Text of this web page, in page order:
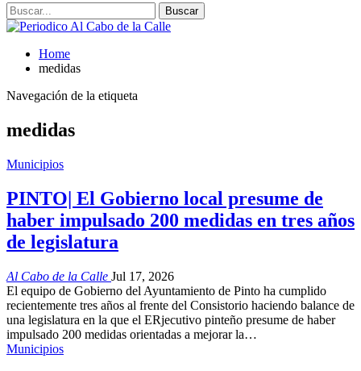
Home
medidas
Navegación de la etiqueta
medidas
Municipios
PINTO| El Gobierno local presume de
haber impulsado 200 medidas en tres años
de legislatura
Al Cabo de la Calle Jul 17, 2026
El equipo de Gobierno del Ayuntamiento de Pinto ha cumplido
recientemente tres años al frente del Consistorio haciendo balance de
una legislatura en la que el ERjecutivo pinteño presume de haber
impulsado 200 medidas orientadas a mejorar la…
Municipios